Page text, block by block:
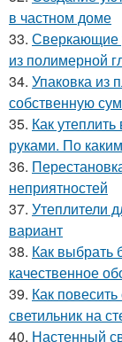
в частном доме
33. Сверкающие
из полимерной
34. Упаковка из
собственную
35. Как
руками. По
36.
неприятностей
37. Утеплители
вариант
38. Как выбрать
качественное
39. Как
светильник на
40. Настенный